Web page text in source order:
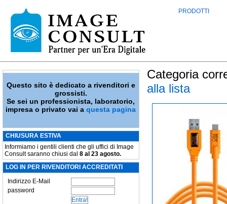
PRODOTTI
Questo sito è dedicato a rivenditori e
grossisti.
Se sei un professionista, laboratorio,
impresa o privato vai aquesta pagina
CHIUSURA ESTIVA
Informiamo i gentili clienti che gli uffici di Image
Consult saranno chiusi dal 8 al 23 agosto.
LOG IN PER RIVENDITORI ACCREDITATI
Indirizzo E-Mail
password
Categoria
alla lista